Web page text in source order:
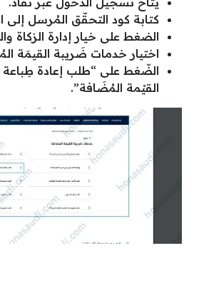
كتابة كود التحقّق المُرسل إلى
الضغط على خيار إدارة الزكاة
اختيار خدمات ضَريبة القيمَة
الضّغط على “طلب إعادة
القيْمة المُضَافة”.